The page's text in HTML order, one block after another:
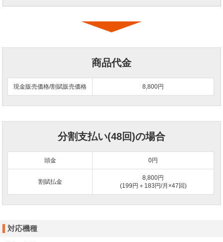
商品代金
現金販売価格/割賦販売価格 8,800円
分割支払い(48回)の場合
頭金 0円
割賦払金
8,800円
(199円＋183円/月×47回)
対応機種